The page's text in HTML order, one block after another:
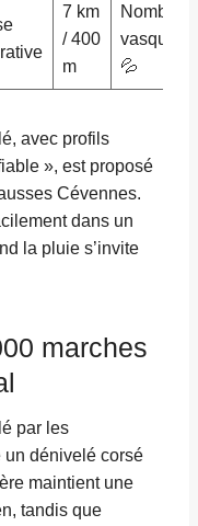
7 km
/ 400
m
vasques
💦
avec profils
», est proposé
Cévennes.
dans un
la pluie s’invite
marches
par les
un dénivelé corsé
maintient une
tandis que